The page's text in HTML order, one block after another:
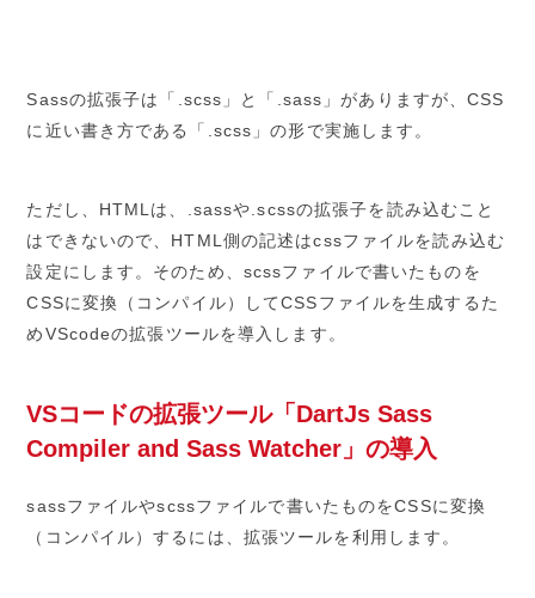
Sassの拡張子は「.scss」と「.sass」がありますが、CSS
に近い書き方である「.scss」の形で実施します。
ただし、HTMLは、.sassや.scssの拡張子を読み込むこと
はできないので、HTML側の記述はcssファイルを読み込む
設定にします。そのため、scssファイルで書いたものを
CSSに変換（コンパイル）してCSSファイルを生成するた
めVScodeの拡張ツールを導入します。
VSコードの拡張ツール「DartJs Sass
Compiler and Sass Watcher」の導入
sassファイルやscssファイルで書いたものをCSSに変換
（コンパイル）するには、拡張ツールを利用します。